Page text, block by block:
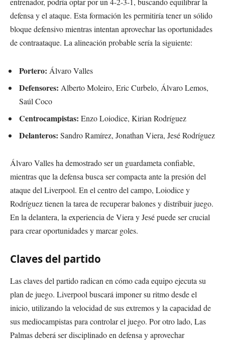
defensa y el ataque. Esta formación les permitiría tener un sólido
bloque defensivo mientras intentan aprovechar las oportunidades
de contraataque. La alineación probable sería la siguiente:
Portero: Álvaro Valles
Defensores: Alberto Moleiro, Eric Curbelo, Álvaro Lemos,
Saúl Coco
Centrocampistas: Enzo Loiodice, Kirian Rodríguez
Delanteros: Sandro Ramírez, Jonathan Viera, Jesé Rodríguez
Álvaro Valles ha demostrado ser un guardameta confiable,
mientras que la defensa busca ser compacta ante la presión del
ataque del Liverpool. En el centro del campo, Loiodice y
Rodríguez tienen la tarea de recuperar balones y distribuir juego.
En la delantera, la experiencia de Viera y Jesé puede ser crucial
para crear oportunidades y marcar goles.
Claves del partido
Las claves del partido radican en cómo cada equipo ejecuta su
plan de juego. Liverpool buscará imponer su ritmo desde el
inicio, utilizando la velocidad de sus extremos y la capacidad de
sus mediocampistas para controlar el juego. Por otro lado, Las
Palmas deberá ser disciplinado en defensa y aprovechar